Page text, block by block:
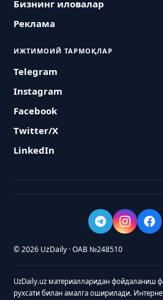
Бизнинг иловалар
Реклама
ИЖТИМОИЙ ТАРМОҚЛАР
Telegram
Instagram
Facebook
Twitter/X
LinkedIn
© 2026 UzDaily · ОАВ №248510
UzDaily.uz материалларидан фойдаланиш
рухсати билан амалга оширилади.